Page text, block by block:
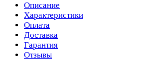
Описание
Характеристики
Оплата
Доставка
Гарантия
Отзывы